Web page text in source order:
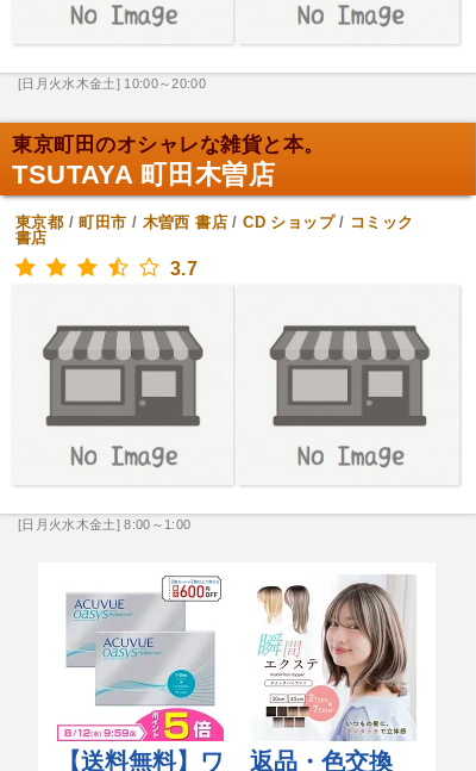
[日月火水木金土] 10:00～20:00
東京町田のオシャレな雑貨と本。
TSUTAYA 町田木曽店
東京都 /町田市 / 木曽西 書店 /CD ショップ/ コミック
書店
3.7
[日月火水木金土] 8:00～1:00